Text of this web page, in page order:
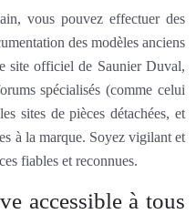
vous pouvez effectuer des
des modèles anciens
site officiel de Saunier Duval,
spécialisés (comme celui
sites de pièces détachées, et
à la marque. Soyez vigilant et
fiables et reconnues.
accessible à tous